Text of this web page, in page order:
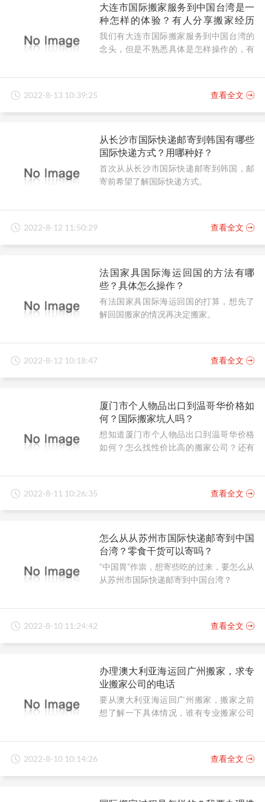
大连市国际搬家服务到中国台湾是一
种怎样的体验？有人分享搬家经历
吗？
我们有大连市国际搬家服务到中国台湾的
念头，但是不熟悉具体是怎样操作的，有
2022-8-13 10:39:25 查看全文
从长沙市国际快递邮寄到韩国有哪些
国际快递方式？用哪种好？
首次从从长沙市国际快递邮寄到韩国，邮
寄前希望了解国际快递方式。
2022-8-12 11:50:29 查看全文
法国家具国际海运回国的方法有哪
些？具体怎么操作？
有法国家具国际海运回国的打算，想先了
解回国搬家的情况再决定搬家。
2022-8-12 10:18:47 查看全文
厦门市个人物品出口到温哥华价格如
何？国际搬家坑人吗？
想知道厦门市个人物品出口到温哥华价格
如何？怎么找性价比高的搬家公司？还有
2022-8-11 10:26:35 查看全文
怎么从从苏州市国际快递邮寄到中国
台湾？零食干货可以寄吗？
“中国胃”作祟，想寄些吃的过来，要怎么从
从苏州市国际快递邮寄到中国台湾？
2022-8-10 11:24:42 查看全文
办理澳大利亚海运回广州搬家，求专
业搬家公司的电话
要从澳大利亚海运回广州搬家，搬家之前
想了解一下具体情况，谁有专业搬家公司
2022-8-10 10:14:26 查看全文